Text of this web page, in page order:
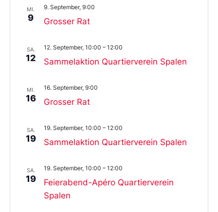
MI.
9 Grosser Rat
9. September, 9:00
SA.
12 Sammelaktion Quartierverein Spalen
12. September, 10:00 – 12:00
MI.
16 Grosser Rat
16. September, 9:00
SA.
19 Sammelaktion Quartierverein Spalen
19. September, 10:00 – 12:00
SA.
19
Feierabend-Apéro Quartierverein
Spalen
19. September, 10:00 – 12:00